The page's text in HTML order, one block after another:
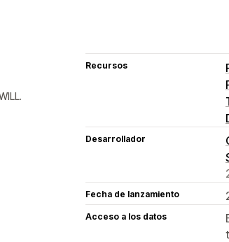
Recursos
Desarrollador
Fecha de lanzamiento
Acceso a los datos